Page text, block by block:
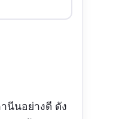
นีนอย่างดี ดัง